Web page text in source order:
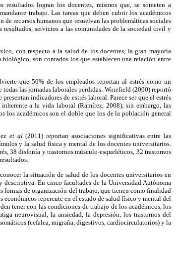
logran los docentes, mismos que, se someten a
trabajo. Las tareas que deben cubrir los académicos
recursos humanos que resuelvan las problemáticas sociales
servicios a las comunidades de la sociedad civil y
con respecto a la salud de los docentes, la gran mayoría
son contados los que establecen una relación entre
que 50% de los empleados reportan al estrés como un
las jornadas laborales perdidas. Winefield (2000) reportó
indicadores de estrés laboral. Parece ser que el estrés
a la vida laboral (Ramírez, 2008); sin embargo, las
los académicos son el doble que los de la población general
et al(2011) reportan asociaciones significativas entre las
y la salud física y mental de los docentes universitarios.
38 disfonía y trastornos músculo-esqueléticos, 32 trastornos
la situación de salud de los docentes universitarios en
descriptiva. En cinco facultades de la Universidad Autónoma
formas de organización del trabajo, que tienen como finalidad
repercute en el estado de salud físico y mental del
tener con las condiciones de trabajo de los académicos, los
neurovisual, la ansiedad, la depresión, los trastornos del
(cefalea, migraña, digestivos, cardiocirculatorios) y la